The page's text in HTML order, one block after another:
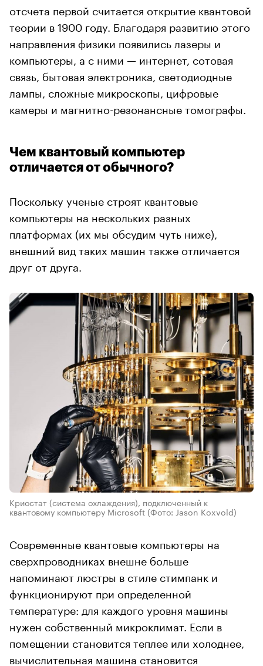
отсчета первой считается открытие квантовой
теории в 1900 году. Благодаря развитию этого
направления физики появились лазеры и
компьютеры, а с ними — интернет, сотовая
связь, бытовая электроника, светодиодные
лампы, сложные микроскопы, цифровые
камеры и магнитно-резонансные томографы.
Чем квантовый компьютер
отличается от обычного?
Поскольку ученые строят квантовые
компьютеры на нескольких разных
платформах (их мы обсудим чуть ниже),
внешний вид таких машин также отличается
друг от друга.
Криостат (система охлаждения), подключенный к
квантовому компьютеру Microsoft (Фото: Jason Koxvold)
Современные квантовые компьютеры на
сверхпроводниках внешне больше
напоминают люстры в стиле стимпанк и
функционируют при определенной
температуре: для каждого уровня машины
нужен собственный микроклимат. Если в
помещении становится теплее или холоднее,
вычислительная машина становится